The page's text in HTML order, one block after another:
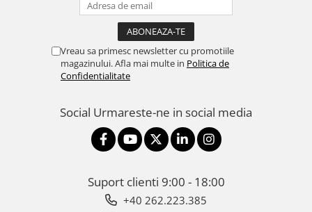
Vreau sa primesc newsletter cu promotiile
magazinului. Afla mai multe in Politica de
Confidentialitate
Social Urmareste-ne in social media
Suport clienti 9:00 - 18:00
+40 262.223.385